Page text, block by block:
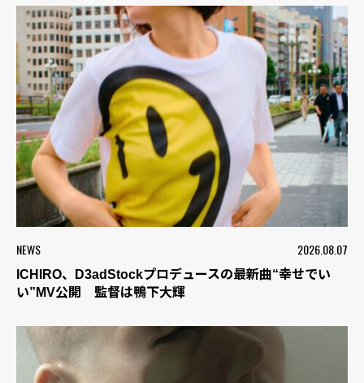
NEWS 2026.08.07
ICHIRO、D3adStockプロデュースの最新曲“幸せでい
い”MV公開 監督は鴨下大輝